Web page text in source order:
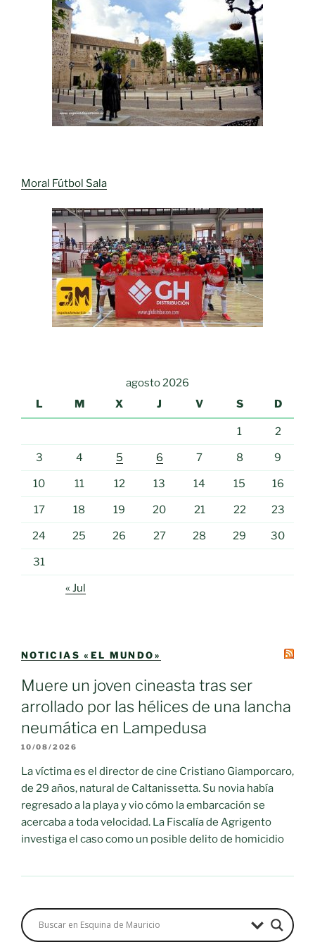
Moral Fútbol Sala
agosto 2026
L
M X J V S D
1 2
3 4 5 6 7 8 9
10 11 12 13 14 15 16
17 18 19 20 21 22 23
24 25 26 27 28 29 30
31
« Jul
NOTICIAS «EL MUNDO»
Muere un joven cineasta tras ser
arrollado por las hélices de una lancha
neumática en Lampedusa
10/08/2026
La víctima es el director de cine Cristiano Giamporcaro,
de 29 años, natural de Caltanissetta. Su novia había
regresado a la playa y vio cómo la embarcación se
acercaba a toda velocidad. La Fiscalía de Agrigento
investiga el caso como un posible delito de homicidio